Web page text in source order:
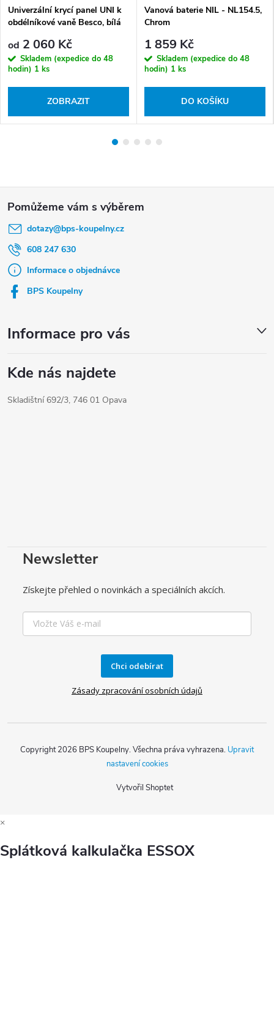
Univerzální krycí panel UNI k
obdélníkové vaně Besco, bílá
od 2 060 Kč
Skladem (expedice do 48
hodin) 1 ks
ZOBRAZIT
Vanová baterie NIL - NL154.5,
Chrom
1 859 Kč
Skladem (expedice do 48
hodin) 1 ks
DO KOŠÍKU
dotazy@bps-koupelny.cz
608 247 630
Informace o objednávce
BPS Koupelny
Informace pro vás
Kde nás najdete
Skladištní 692/3, 746 01 Opava
Newsletter
Získejte přehled o novinkách a speciálních akcích.
Chci odebírat
Zásady zpracování osobních údajů
Vytvořil Shoptet
Copyright 2026 BPS Koupelny. Všechna práva vyhrazena. Upravit
nastavení cookies
×
Splátková kalkulačka ESSOX